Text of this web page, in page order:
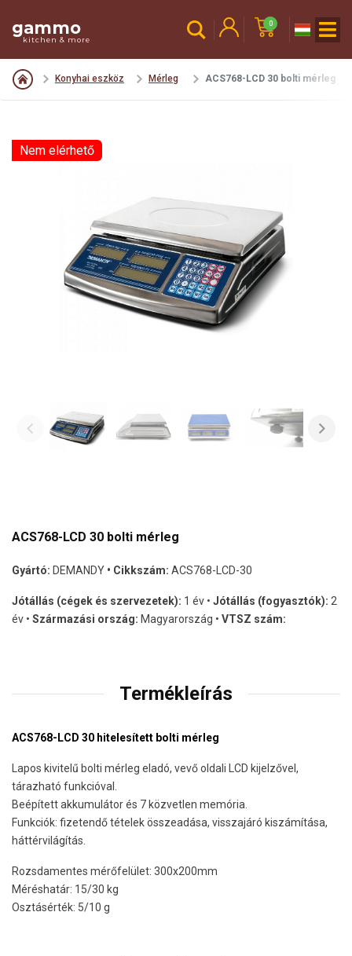
gammo
kitchen & more
0
Konyhai eszköz Mérleg ACS768-LCD 30 bolti mérleg
Nem elérhető
ACS768-LCD 30 bolti mérleg
Gyártó: DEMANDY • Cikkszám: ACS768-LCD-30
Jótállás (cégek és szervezetek): 1 év • Jótállás (fogyasztók): 2
év • Származási ország: Magyarország • VTSZ szám:
Termékleírás
ACS768-LCD 30 hitelesített bolti mérleg
Lapos kivitelű bolti mérleg eladó, vevő oldali LCD kijelzővel,
tárazható funkcióval.
Beépített akkumulátor és 7 közvetlen memória.
Funkciók: fizetendő tételek összeadása, visszajáró kiszámítása,
háttérvilágítás.
Rozsdamentes mérőfelület: 300x200mm
Méréshatár: 15/30 kg
Osztásérték: 5/10 g